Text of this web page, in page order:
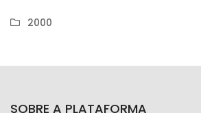
2000
SOBRE A PLATAFORMA